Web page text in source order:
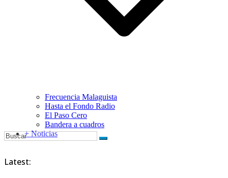
Frecuencia Malaguista
Hasta el Fondo Radio
El Paso Cero
Bandera a cuadros
+ Noticias
Latest: